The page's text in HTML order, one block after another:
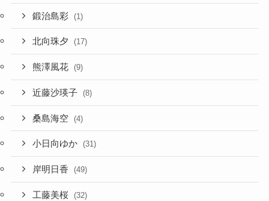
鍛治島彩 (1)
北向珠夕 (17)
熊澤風花 (9)
近藤沙瑛子 (8)
桑島海空 (4)
小日向ゆか (31)
岸明日香 (49)
工藤美桜 (32)